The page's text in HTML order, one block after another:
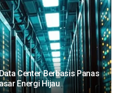
Center Berbasis Panas
Energi Hijau